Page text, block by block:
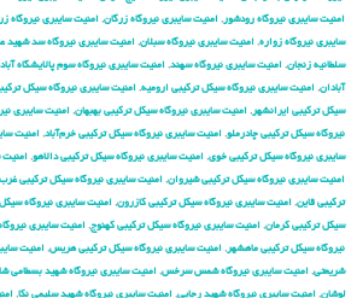
امنیت سایبری نیروگاه رودشور , امنیت سایبری نیروگاه زرگان, امنیت سایبری نیروگاه
سایبری نیروگاه زواره, امنیت سایبری نیروگاه سبلان, امنیت سایبری نیروگاه سد شهید
سلطانیه زنجان, امنیت سایبری نیروگاه سهند, امنیت سایبری نیروگاه سوم پالایشگاه
آبادان, امنیت سایبری نیروگاه سیکل ترکیبی ارومیه, امنیت سایبری نیروگاه سیکل
سیکل ترکیبی ایرانشهر , امنیت سایبری نیروگاه سیکل ترکیبی بهبهان, امنیت سایبری
نیروگاه سیکل ترکیبی چادرملو, امنیت سایبری نیروگاه سیکل ترکیبی خرم‌آباد, امنیت
سایبری نیروگاه سیکل ترکیبی خوی, امنیت سایبری نیروگاه سیکل ترکیبی دالاهو, امنیت
امنیت سایبری نیروگاه سیکل ترکیبی شیروان, امنیت سایبری نیروگاه سیکل ترکیبی
ترکیبی قاین, امنیت سایبری نیروگاه سیکل ترکیبی کازرون, امنیت سایبری نیروگاه
سیکل ترکیبی کرمان, امنیت سایبری نیروگاه سیکل ترکیبی کهنوج, امنیت سایبری
نیروگاه سیکل ترکیبی ماهشهر , امنیت سایبری نیروگاه سیکل ترکیبی هریس, امنیت
شریعتی, امنیت سایبری نیروگاه شمس سرخس, امنیت سایبری نیروگاه شهید بسطامی
لوشان, امنیت سایبری نیروگاه شهید رجایی, امنیت سایبری نیروگاه شهید سلیمی نکا,